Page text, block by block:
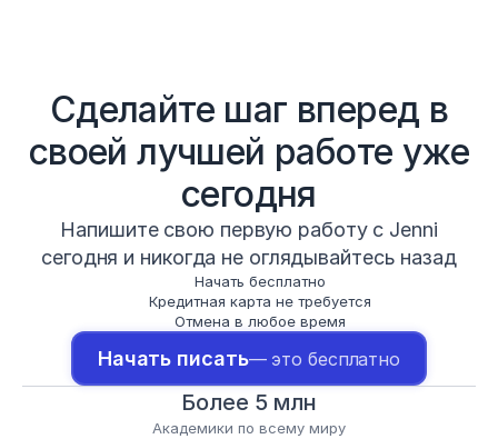
Сделайте шаг вперед в
своей лучшей работе уже
сегодня
Напишите свою первую работу с Jenni
сегодня и никогда не оглядывайтесь назад
Начать бесплатно
Кредитная карта не требуется
Отмена в любое время
Начать писать— это бесплатно
Более 5 млн
Академики по всему миру